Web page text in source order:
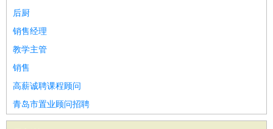
后厨
销售经理
教学主管
销售
高薪诚聘课程顾问
青岛市置业顾问招聘